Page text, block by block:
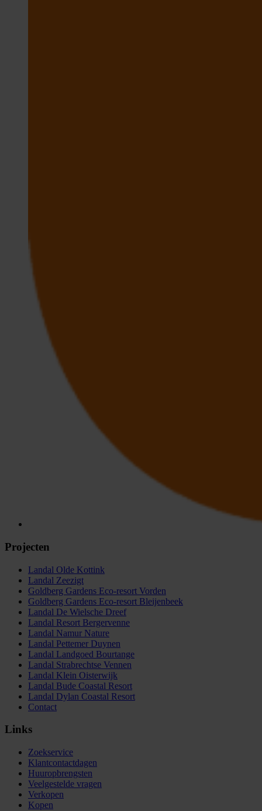
Projecten
Landal Olde Kottink
Landal Zeezigt
Goldberg Gardens Eco-resort Vorden
Goldberg Gardens Eco-resort Bleijenbeek
Landal De Wielsche Dreef
Landal Resort Bergervenne
Landal Namur Nature
Landal Pettemer Duynen
Landal Landgoed Bourtange
Landal Strabrechtse Vennen
Landal Klein Oisterwijk
Landal Bude Coastal Resort
Landal Dylan Coastal Resort
Contact
Links
Zoekservice
Klantcontactdagen
Huuropbrengsten
Veelgestelde vragen
Verkopen
Kopen